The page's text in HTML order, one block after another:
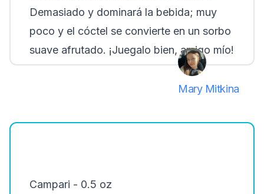
Demasiado y dominará la bebida; muy
poco y el cóctel se convierte en un sorbo
suave afrutado. ¡Juegalo bien, amigo mío!
Mary Mitkina
Campari - 0.5 oz